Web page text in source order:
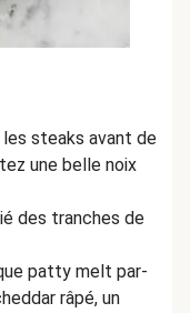
steaks avant de
une belle noix
des tranches de
patty melt par-
râpé, un